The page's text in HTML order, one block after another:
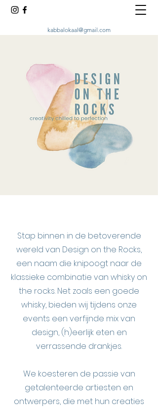
kabbalokaal@gmail.com
Stap binnen in de betoverende
wereld van Design on the Rocks,
een naam die knipoogt naar de
klassieke combinatie van whisky on
the rocks. Net zoals een goede
whisky, bieden wij tijdens onze
events een verfijnde mix van
design, (h)eerlijk eten en
verrassende drankjes.
We koesteren de passie van
getalenteerde artiesten en
ontwerpers, die met hun creaties